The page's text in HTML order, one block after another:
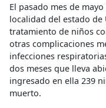
El pasado mes de
localidad del estado
tratamiento de niños
otras complicaciones
infecciones
dos meses que lleva
ingresado en ella 239
muerto.